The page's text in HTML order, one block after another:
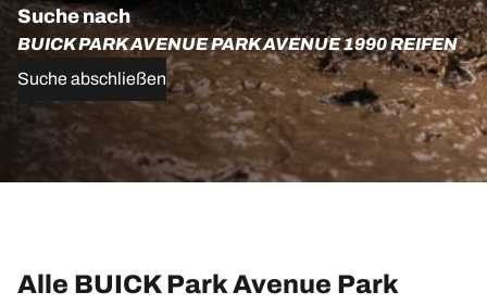
Suche nach
BUICK PARK AVENUE PARK AVENUE 1990 REIFEN
Suche abschließen
Alle BUICK Park Avenue Park